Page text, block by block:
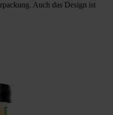
Auch das Design ist